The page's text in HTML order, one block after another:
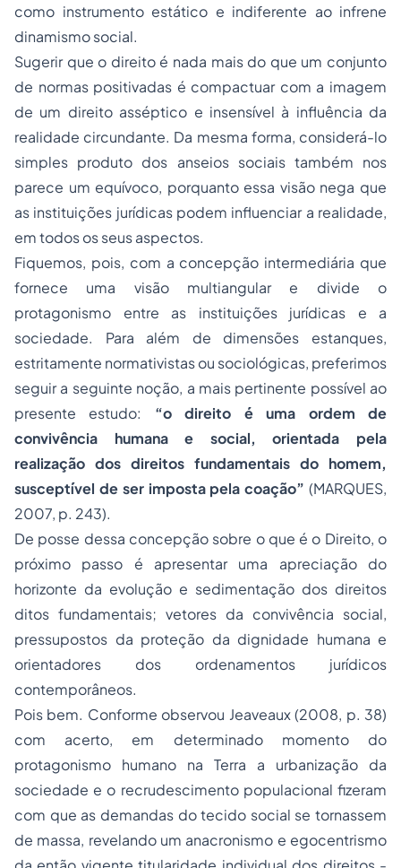
como instrumento estático e indiferente ao infrene
dinamismo social.
Sugerir que o direito é nada mais do que um conjunto
de normas positivadas é compactuar com a imagem
de um direito asséptico e insensível à influência da
realidade circundante. Da mesma forma, considerá-lo
simples produto dos anseios sociais também nos
parece um equívoco, porquanto essa visão nega que
as instituições jurídicas podem influenciar a realidade,
em todos os seus aspectos.
Fiquemos, pois, com a concepção intermediária que
fornece uma visão multiangular e divide o
protagonismo entre as instituições jurídicas e a
sociedade. Para além de dimensões estanques,
estritamente normativistas ou sociológicas, preferimos
seguir a seguinte noção, a mais pertinente possível ao
presente estudo: “o direito é uma ordem de
convivência humana e social, orientada pela
realização dos direitos fundamentais do homem,
susceptível de ser imposta pela coação” (MARQUES,
2007, p. 243).
De posse dessa concepção sobre o que é o Direito, o
próximo passo é apresentar uma apreciação do
horizonte da evolução e sedimentação dos direitos
ditos fundamentais; vetores da convivência social,
pressupostos da proteção da dignidade humana e
orientadores dos ordenamentos jurídicos
contemporâneos.
Pois bem. Conforme observou Jeaveaux (2008, p. 38)
com acerto, em determinado momento do
protagonismo humano na Terra a urbanização da
sociedade e o recrudescimento populacional fizeram
com que as demandas do tecido social se tornassem
de massa, revelando um anacronismo e egocentrismo